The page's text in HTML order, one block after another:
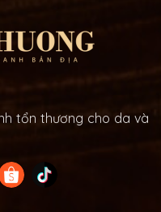
tổn thương cho da và